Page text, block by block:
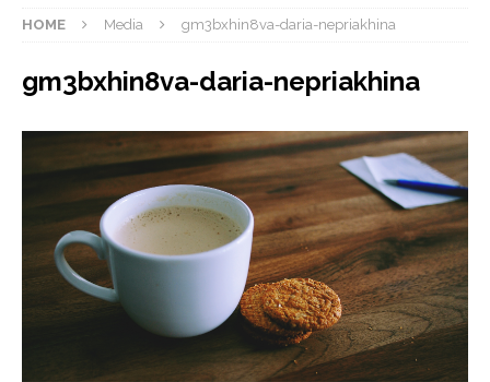
HOME Media gm3bxhin8va-daria-nepriakhina
gm3bxhin8va-daria-nepriakhina